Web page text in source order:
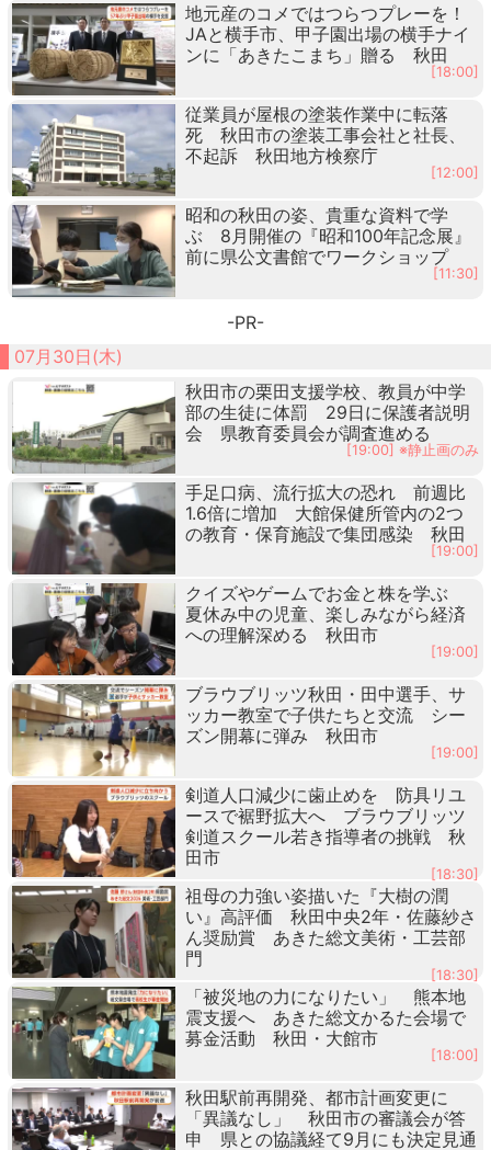
地元産のコメではつらつプレーを！
JAと横手市、甲子園出場の横手ナイ
ンに「あきたこまち」贈る 秋田
[18:00]
従業員が屋根の塗装作業中に転落
死 秋田市の塗装工事会社と社長、
不起訴 秋田地方検察庁
[12:00]
昭和の秋田の姿、貴重な資料で学
ぶ 8月開催の『昭和100年記念展』
前に県公文書館でワークショップ
[11:30]
-PR-
07月30日(木)
秋田市の栗田支援学校、教員が中学
部の生徒に体罰 29日に保護者説明
会 県教育委員会が調査進める
[19:00] ※静止画のみ
手足口病、流行拡大の恐れ 前週比
1.6倍に増加 大館保健所管内の2つ
の教育・保育施設で集団感染 秋田
[19:00]
クイズやゲームでお金と株を学ぶ
夏休み中の児童、楽しみながら経済
への理解深める 秋田市
[19:00]
ブラウブリッツ秋田・田中選手、サ
ッカー教室で子供たちと交流 シー
ズン開幕に弾み 秋田市
[19:00]
剣道人口減少に歯止めを 防具リユ
ースで裾野拡大へ ブラウブリッツ
剣道スクール若き指導者の挑戦 秋
田市
[18:30]
祖母の力強い姿描いた『大樹の潤
い』高評価 秋田中央2年・佐藤紗さ
ん奨励賞 あきた総文美術・工芸部
門
[18:30]
「被災地の力になりたい」 熊本地
震支援へ あきた総文かるた会場で
募金活動 秋田・大館市
[18:00]
秋田駅前再開発、都市計画変更に
「異議なし」 秋田市の審議会が答
申 県との協議経て9月にも決定見通